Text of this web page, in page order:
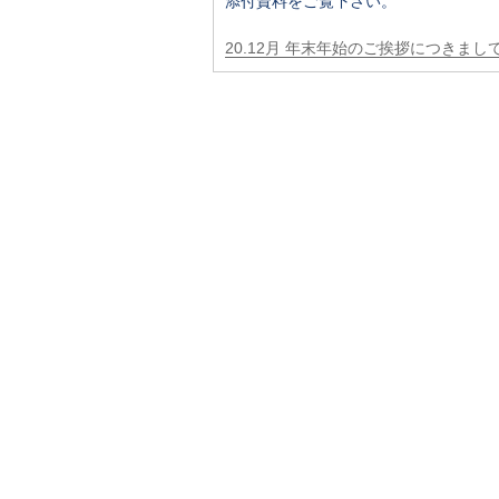
20.12月 年末年始のご挨拶につきまし